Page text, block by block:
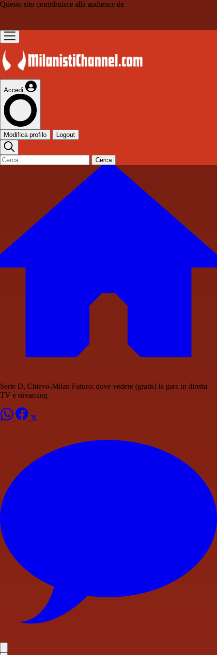
Questo sito contribuisce alla audience de
Accedi
Modifica profilo Logout
Cerca
Serie D, Chievo-Milan Futuro: dove vedere (gratis) la gara in diretta
TV e streaming